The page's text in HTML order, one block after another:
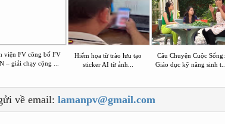
viện FV công bố FV
– giải chạy cộng ...
Hiểm họa từ trào lưu tạo
sticker AI từ ảnh...
Câu Chuyện Cuộc Sống:
Giáo dục kỹ năng sinh t...
về email: lamanpv@gmail.com